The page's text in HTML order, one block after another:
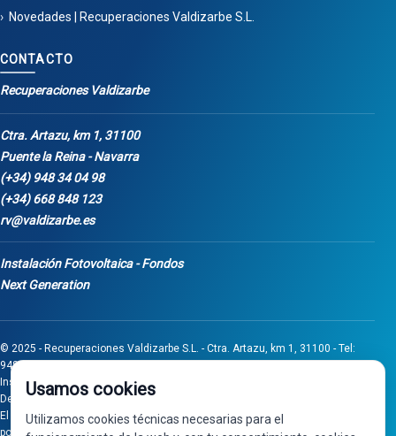
Novedades | Recuperaciones Valdizarbe S.L.
CONTACTO
Recuperaciones Valdizarbe
Ctra. Artazu, km 1, 31100
Puente la Reina - Navarra
(+34) 948 34 04 98
(+34) 668 848 123
rv@valdizarbe.es
Instalación Fotovoltaica - Fondos
Next Generation
© 2025 - Recuperaciones Valdizarbe S.L. - Ctra. Artazu, km 1, 31100 - Tel:
948 340 498 / 668 848 123 - Puente la Reina - Navarra - CIF B31275837.
Inscrita en el Registro Mercantil de Navarra, Tomo 32, Folio 75, Hoja 525.
Desarrollado porSeintosoft
El proyecto de inversión "0011-0558-2024-000008" ha sido subvencionado
por Gobierno de Navarra al amparo de la convocatoria de 2024 de Ayudas a
Usamos cookies
Utilizamos cookies técnicas necesarias para el